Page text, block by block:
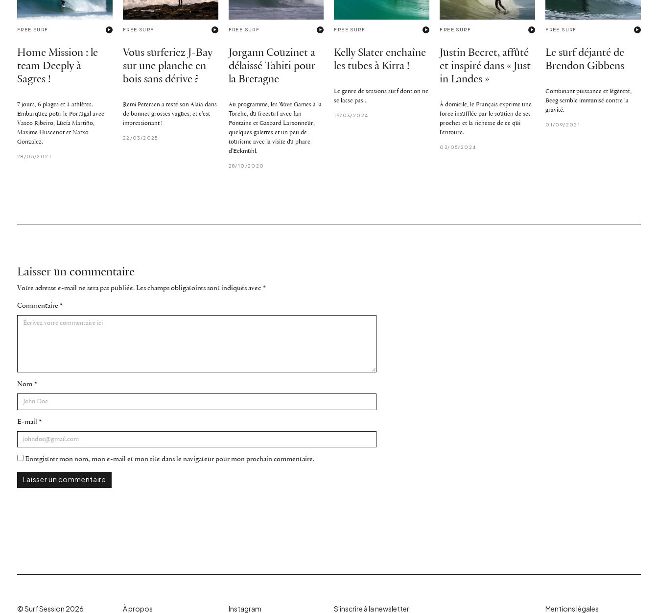
FREE SURF
Home Mission : le
team Deeply à
Sagres !
7 jours, 6 plages et 4 athlètes.
Embarquez pour le Portugal avec
Vasco Ribeiro, Lucía Martiño,
Maxime Huscenot et Natxo
Gonzalez.
28/05/2021
FREE SURF
Vous surferiez J-Bay
sur une planche en
bois sans dérive ?
Remi Petersen a testé son Alaia dans
de bonnes grosses vagues, et c'est
impressionant !
22/03/2025
FREE SURF
Jorgann Couzinet a
délaissé Tahiti pour
la Bretagne
Au programme, les Wave Games à la
Torche, du freesurf avec Ian
Fontaine et Gaspard Larsonneur,
quelques galettes et un peu de
tourisme avec la visite du phare
d'Eckmühl.
28/10/2020
FREE SURF
Kelly Slater enchaîne
les tubes à Kirra !
Le genre de sessions surf dont on ne
se lasse pas...
19/03/2024
FREE SURF
Justin Becret, affûté
et inspiré dans « Just
in Landes »
À domicile, le Français exprime une
force insufflée par le soutien de ses
proches et la richesse de ce qui
l'entoure.
03/05/2024
FREE SURF
Le surf déjanté de
Brendon Gibbens
Combinant puissance et légèreté,
Beeg semble immunisé contre la
gravité.
01/09/2021
Laisser un commentaire
Votre adresse e-mail ne sera pas publiée. Les champs obligatoires sont indiqués avec *
Commentaire *
Nom *
E-mail *
Enregistrer mon nom, mon e-mail et mon site dans le navigateur pour mon prochain commentaire.
© Surf Session 2026 À propos Instagram S'inscrire à la newsletter Mentions légales